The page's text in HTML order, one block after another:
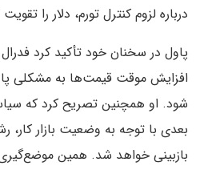
درباره لزوم کنترل تورم، دلار را
پاول در سخنان خود تأکید کرد فدرال
افزایش موقت قیمت‌ها به مشکلی
شود. او همچنین تصریح کرد که
بعدی با توجه به وضعیت بازار کار،
بازبینی خواهد شد. همین